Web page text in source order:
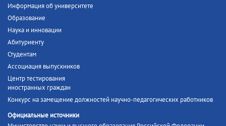
Информация об университете
Образование
Наука и инновации
Абитуриенту
Студентам
Ассоциация выпускников
Центр тестирования
иностранных граждан
Конкурс на замещение должностей научно-педагогических работников
Официальные источники